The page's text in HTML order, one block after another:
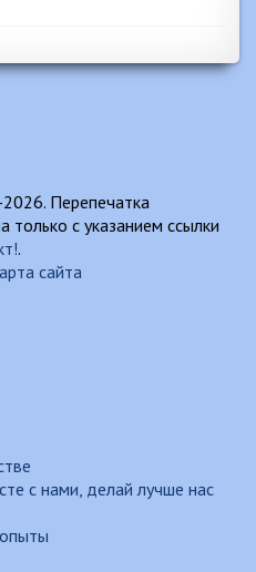
Перепечатка
с указанием ссылки
.
сайта
с нами, делай лучше нас